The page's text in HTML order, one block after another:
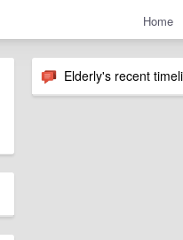
Home
Elderly's recent